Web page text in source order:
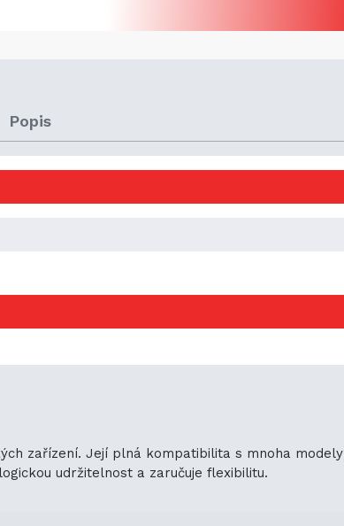
Popis
zařízení. Její plná kompatibilita s mnoha
udržitelnost a zaručuje flexibilitu.